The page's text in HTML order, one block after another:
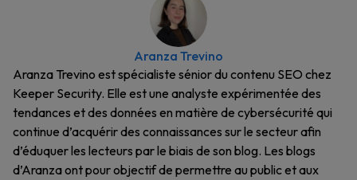
Aranza Trevino
Aranza Trevino est spécialiste sénior du contenu SEO chez
Keeper Security. Elle est une analyste expérimentée des
tendances et des données en matière de cybersécurité qui
continue d’acquérir des connaissances sur le secteur afin
d’éduquer les lecteurs par le biais de son blog. Les blogs
d’Aranza ont pour objectif de permettre au public et aux